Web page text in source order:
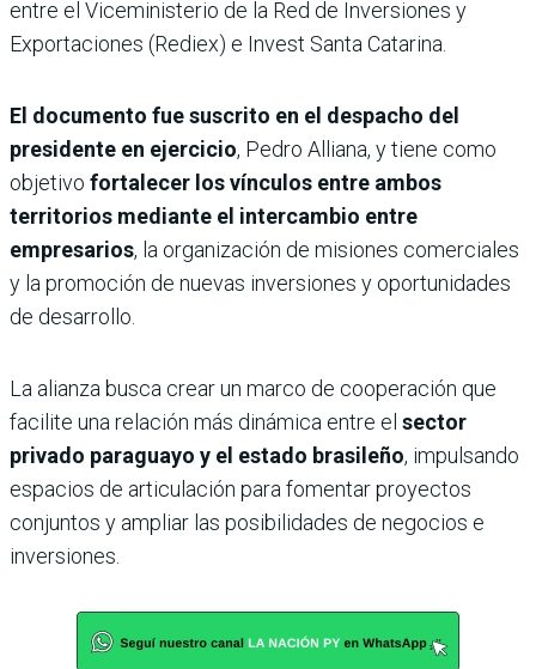
entre el Viceministerio de la Red de Inversiones y
Exportaciones (Rediex) e Invest Santa Catarina.
El documento fue suscrito en el despacho del
presidente en ejercicio, Pedro Alliana, y tiene como
objetivo fortalecer los vínculos entre ambos
territorios mediante el intercambio entre
empresarios, la organización de misiones comerciales
y la promoción de nuevas inversiones y oportunidades
de desarrollo.
La alianza busca crear un marco de cooperación que
facilite una relación más dinámica entre el sector
privado paraguayo y el estado brasileño, impulsando
espacios de articulación para fomentar proyectos
conjuntos y ampliar las posibilidades de negocios e
inversiones.